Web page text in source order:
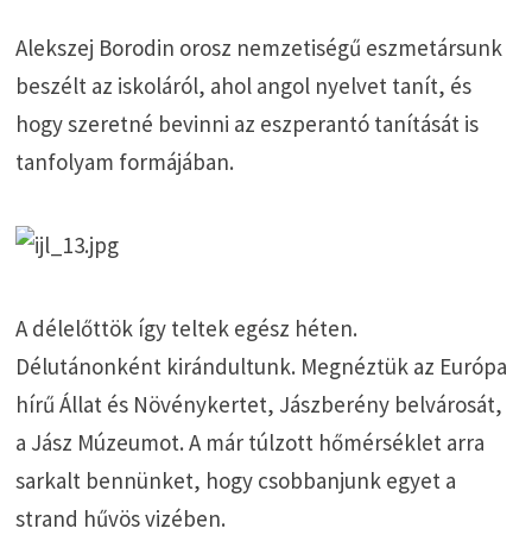
Alekszej Borodin orosz nemzetiségű eszmetársunk
beszélt az iskoláról, ahol angol nyelvet tanít, és
hogy szeretné bevinni az eszperantó tanítását is
tanfolyam formájában.
A délelőttök így teltek egész héten.
Délutánonként kirándultunk. Megnéztük az Európa
hírű Állat és Növénykertet, Jászberény belvárosát,
a Jász Múzeumot. A már túlzott hőmérséklet arra
sarkalt bennünket, hogy csobbanjunk egyet a
strand hűvös vizében.